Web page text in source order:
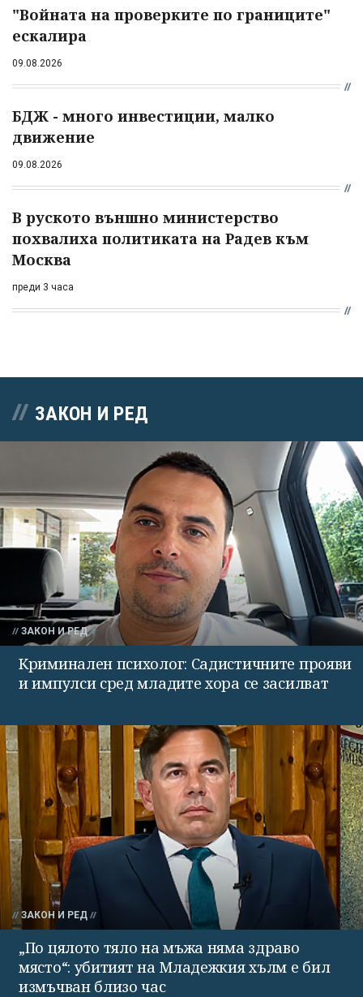
"Войната на проверките по границите"
ескалира
09.08.2026
БДЖ - много инвестиции, малко
движение
09.08.2026
В руското външно министерство
похвалиха политиката на Радев към
Москва
преди 3 часа
ЗАКОН И РЕД
ЗАКОН И РЕД
Криминален психолог: Садистичните прояви
и импулси сред младите хора се засилват
ЗАКОН И РЕД
„По цялото тяло на мъжа няма здраво
място“: убитият на Младежкия хълм е бил
измъчван близо час